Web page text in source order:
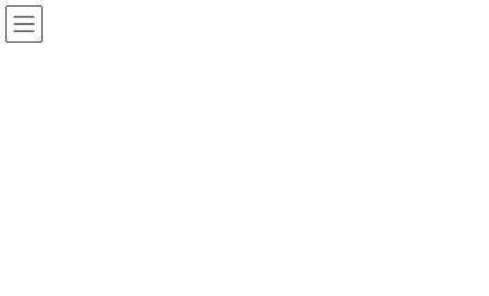
コ
ン
ナ
ビ